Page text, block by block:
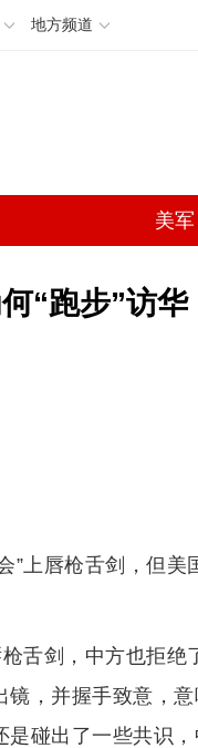
地方频道
美军
“跑步”访华
”上唇枪舌剑，但美
舌剑，中方也拒
，并握手致意，
碰出了一些共识